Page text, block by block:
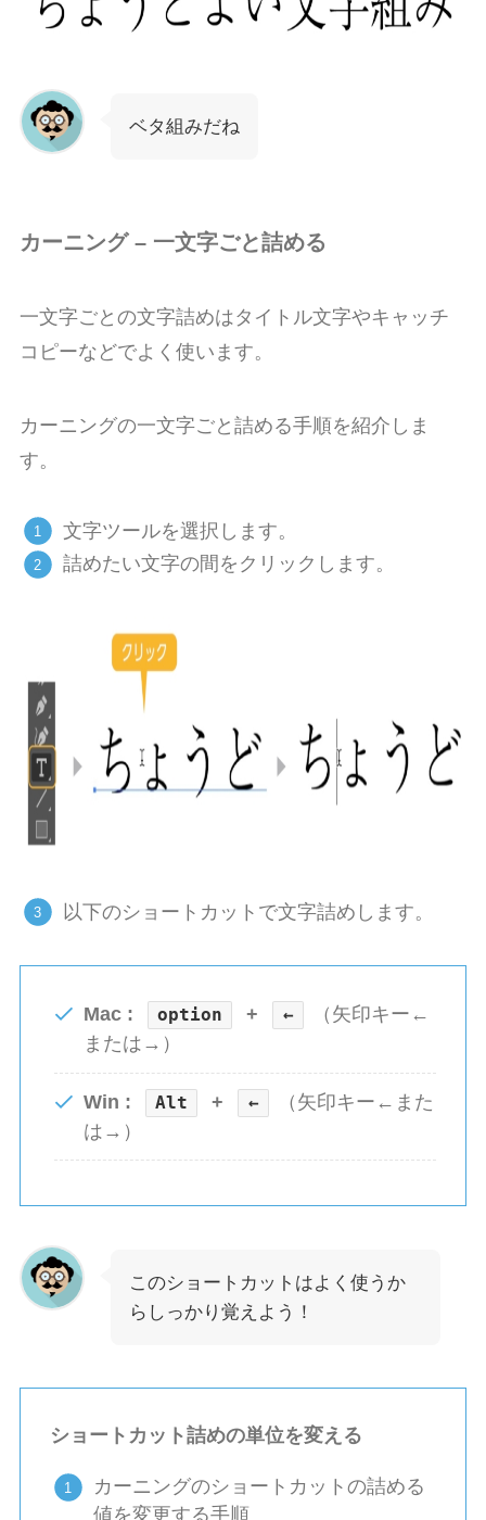
ベタ組みだね
カーニング – 一文字ごと詰める
一文字ごとの文字詰めはタイトル文字やキャッチ
コピーなどでよく使います。
カーニングの一文字ごと詰める手順を紹介しま
す。
文字ツールを選択します。
詰めたい文字の間をクリックします。
以下のショートカットで文字詰めします。
Mac : option + ←
（矢印キー←
または→）
Win : Alt + ←
（矢印キー←また
は→）
このショートカットはよく使うか
らしっかり覚えよう！
ショートカット詰めの単位を変える
カーニングのショートカットの詰める
値を変更する手順